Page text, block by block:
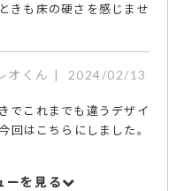
きも床の硬さを感じませ
オくん 2024/02/13
でこれまでも違うデザイ
回はこちらにしました。
ーを見る